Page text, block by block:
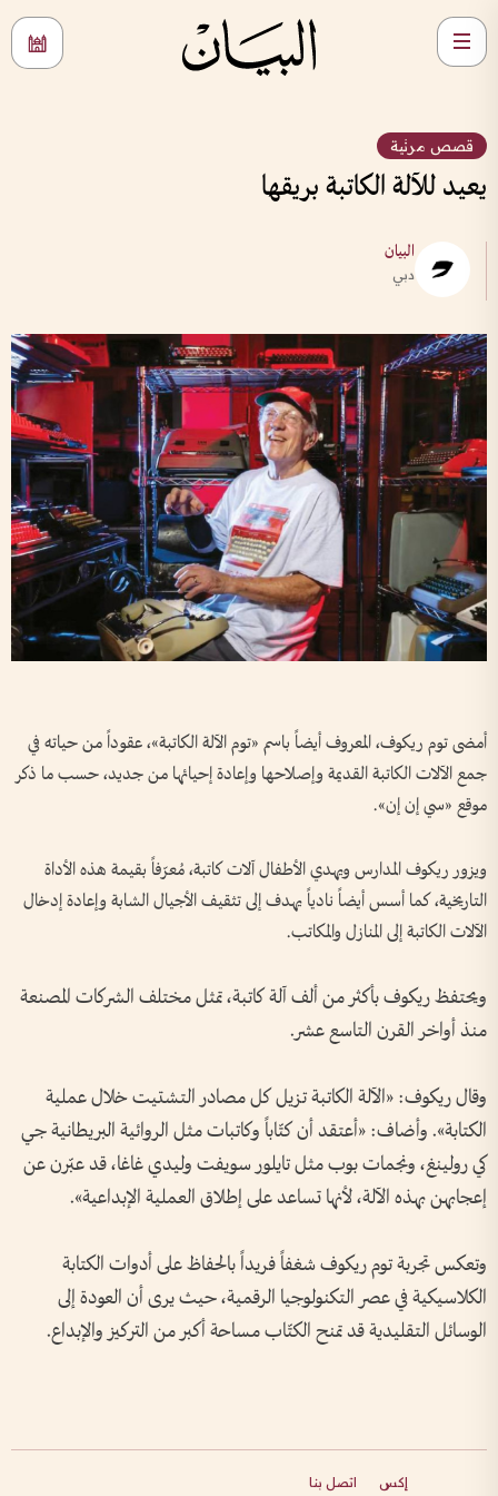
قصص مرئية
يعيد للآلة الكاتبة بريقها
البيان
دبي
أمضى توم ريكوف، المعروف أيضاً باسم «توم الآلة الكاتبة»، عقوداً من حياته في
جمع الآلات الكاتبة القديمة وإصلاحها وإعادة إحيائها من جديد، حسب ما ذكر
موقع «سي إن إن».
ويزور ريكوف المدارس ويهدي الأطفال آلات كاتبة، مُعرّفاً بقيمة هذه الأداة
التاريخية، كما أسس أيضاً نادياً يهدف إلى تثقيف الأجيال الشابة وإعادة إدخال
الآلات الكاتبة إلى المنازل والمكاتب.
ويحتفظ ريكوف بأكثر من ألف آلة كاتبة، تمثل مختلف الشركات المصنعة
منذ أواخر القرن التاسع عشر.
وقال ريكوف: «الآلة الكاتبة تزيل كل مصادر التشتيت خلال عملية
الكتابة». وأضاف: «أعتقد أن كتّاباً وكاتبات مثل الروائية البريطانية جي
كي رولينغ، ونجمات بوب مثل تايلور سويفت وليدي غاغا، قد عبّرن عن
إعجابهن بهذه الآلة، لأنها تساعد على إطلاق العملية الإبداعية».
وتعكس تجربة توم ريكوف شغفاً فريداً بالحفاظ على أدوات الكتابة
الكلاسيكية في عصر التكنولوجيا الرقمية، حيث يرى أن العودة إلى
الوسائل التقليدية قد تمنح الكتّاب مساحة أكبر من التركيز والإبداع.
إكس اتصل بنا